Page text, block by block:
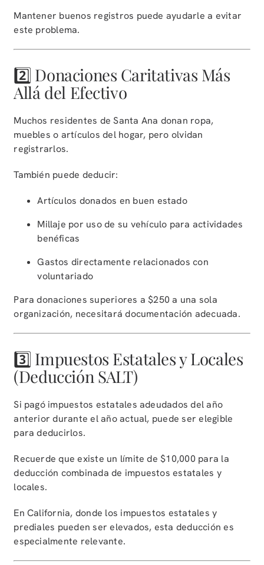
Mantener buenos registros puede ayudarle a evitar
este problema.
2️⃣ Donaciones Caritativas Más
Allá del Efectivo
Muchos residentes de Santa Ana donan ropa,
muebles o artículos del hogar, pero olvidan
registrarlos.
También puede deducir:
Artículos donados en buen estado
Millaje por uso de su vehículo para actividades
benéficas
Gastos directamente relacionados con
voluntariado
Para donaciones superiores a $250 a una sola
organización, necesitará documentación adecuada.
3️⃣ Impuestos Estatales y Locales
(Deducción SALT)
Si pagó impuestos estatales adeudados del año
anterior durante el año actual, puede ser elegible
para deducirlos.
Recuerde que existe un límite de $10,000 para la
deducción combinada de impuestos estatales y
locales.
En California, donde los impuestos estatales y
prediales pueden ser elevados, esta deducción es
especialmente relevante.